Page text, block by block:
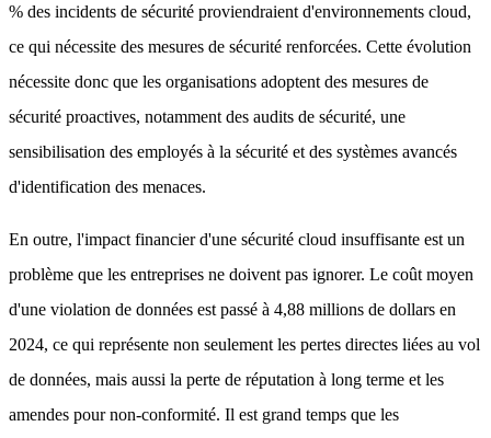
% des incidents de sécurité proviendraient d'environnements cloud,
ce qui nécessite des mesures de sécurité renforcées. Cette évolution
nécessite donc que les organisations adoptent des mesures de
sécurité proactives, notamment des audits de sécurité, une
sensibilisation des employés à la sécurité et des systèmes avancés
d'identification des menaces.
En outre, l'impact financier d'une sécurité cloud insuffisante est un
problème que les entreprises ne doivent pas ignorer. Le coût moyen
d'une violation de données est passé à 4,88 millions de dollars en
2024, ce qui représente non seulement les pertes directes liées au vol
de données, mais aussi la perte de réputation à long terme et les
amendes pour non-conformité. Il est grand temps que les